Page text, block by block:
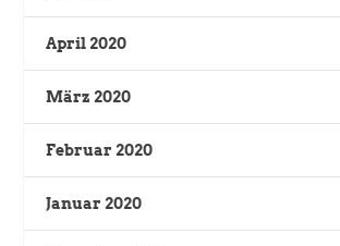
April 2020
März 2020
Februar 2020
Januar 2020